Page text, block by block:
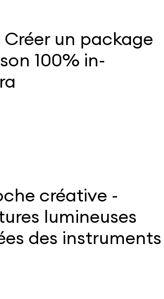
Créer un package
100% in-
créative -
lumineuses
des instruments